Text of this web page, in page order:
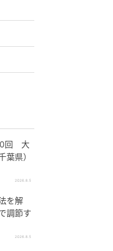
回 大
葉県）
2026.8.5
を解
調節す
2026.8.5